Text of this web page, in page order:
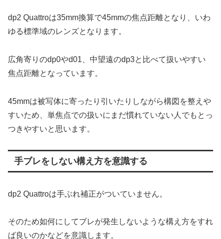
dp2 Quattroは35mm換算で45mmの焦点距離となり、いわ
ゆる標準域のレンズとなります。
広角寄りのdp0やd01、中望遠のdp3と比べて扱いやすい
焦点距離となっています。
45mmは被写体に寄ったり引いたりしながら構図を整えや
すいため、単焦点での扱いにまだ慣れていない人でもとっ
つきやすいと思います。
手ブレをしない構え方を意識する
dp2 Quattroは手ぶれ補正がついていません。
そのため如何にしてブレが発生しないような構え方をすれ
ば良いのかなどを意識します。